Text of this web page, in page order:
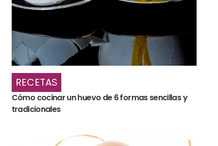
RECETAS
Cómo cocinar un huevo de 6 formas sencillas y
tradicionales